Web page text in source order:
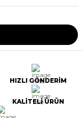
HIZLI GÖNDERİM
KALİTELİ ÜRÜN